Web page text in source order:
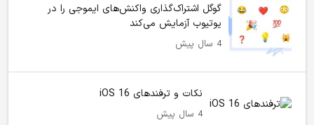
گوگل اشتراک‌گذاری واکنش‌های ایموجی را در
یوتیوب آزمایش می‌کند
4 سال پیش
نکات و ترفندهای iOS 16
4 سال پیش